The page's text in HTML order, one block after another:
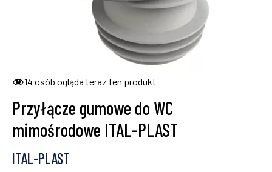
14 osób ogląda teraz ten produkt
Przyłącze gumowe do WC
mimośrodowe ITAL-PLAST
ITAL-PLAST